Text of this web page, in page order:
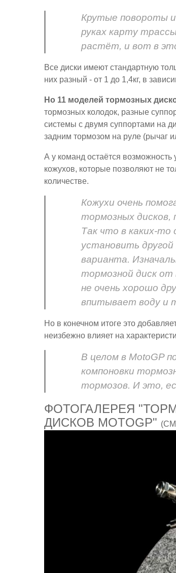
Крутые повороты
руках карту
растёт, и вот в
Все диски имеют стандартную
них разный - от 1 до 1,4кг, в
Но 11 моделей тормозных
тормозных колодок, разные
системы с двумя суппортами на
задним тормозом на руле (рычаг
А у команд остаётся
кожухов, которые позволяют не
количестве.
Кожухи очень
тормозных дисков,
Так что в каких-
установить
варианта.
тормозной диск от
не очень хорошо
впитывает воду и
Но в конечном итоге это
неизбежно влияет на
В целом в MotoGP
компоновки
тормозов. И это,
ФОТОГАЛЕРЕЯ
ДИСКОВ MOTOGP"